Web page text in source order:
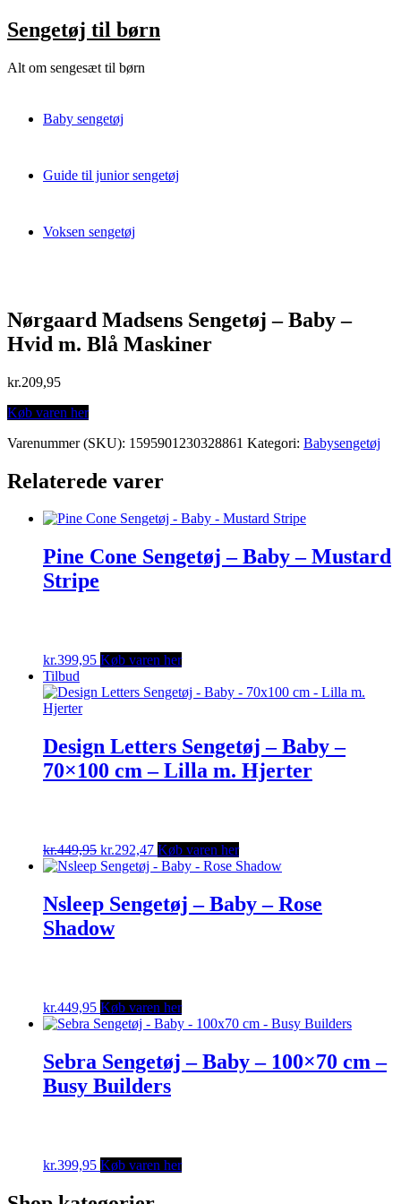
Skip
to
Sengetøj til børn
Alt om sengesæt til børn
Baby sengetøj
Guide til junior sengetøj
Voksen sengetøj
Nørgaard Madsens Sengetøj – Baby –
Hvid m. Blå Maskiner
kr.209,95
Køb varen her
Varenummer (SKU): 1595901230328861 Kategori: Babysengetøj
Relaterede varer
Pine Cone Sengetøj – Baby – Mustard
Stripe
kr.399,95 Køb varen her
Tilbud
Design Letters Sengetøj – Baby –
70×100 cm – Lilla m. Hjerter
kr.449,95 Original
price
kr.449,95.
kr.292,47Current
price
kr.292,47.
Køb varen her
Nsleep Sengetøj – Baby – Rose
Shadow
kr.449,95 Køb varen her
Sebra Sengetøj – Baby – 100×70 cm –
Busy Builders
kr.399,95 Køb varen her